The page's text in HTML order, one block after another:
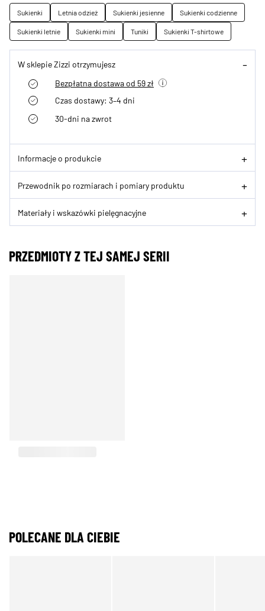
Sukienki Letnia odzież Sukienki jesienne
Sukienki codzienne
Sukienki letnie
Sukienki mini Tuniki Sukienki T-shirtowe
W sklepie Zizzi otrzymujesz
Bezpłatna dostawa od 59 zł
Czas dostawy: 3–4 dni
30-dni na zwrot
Informacje o produkcie
Przewodnik po rozmiarach i pomiary produktu
Materiały i wskazówki pielęgnacyjne
PRZEDMIOTY Z TEJ SAMEJ SERII
POLECANE DLA CIEBIE